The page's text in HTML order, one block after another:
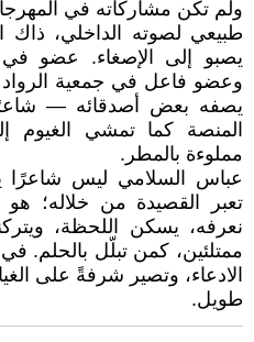
ولم تكن مشاركاته في
طبيعي لصوته الداخلي، ذاك
يصبو إلى الإصغاء. عضو في
وعضو فاعل في جمعية الرواد
يصفه بعض أصدقائه —
المنصة كما تمشي الغيوم
مملوءة بالمطر.
عباس السلامي ليس شاعرًا
تعبر القصيدة من خلاله؛
نعرفه، يسكن اللحظة،
ممتلئين، كمن تبلّل بالحلم.
الادعاء، وتصير شرفةً على
طويل.